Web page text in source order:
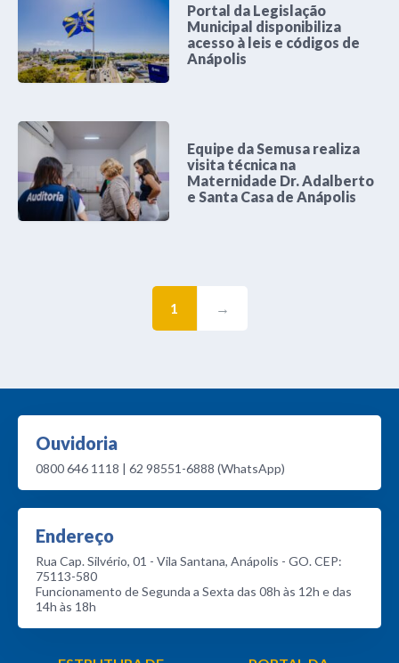
Portal da Legislação
Municipal disponibiliza
acesso à leis e códigos de
Anápolis
Equipe da Semusa realiza
visita técnica na
Maternidade Dr. Adalberto
e Santa Casa de Anápolis
1 →
Ouvidoria
0800 646 1118 | 62 98551-6888 (WhatsApp)
Endereço
Rua Cap. Silvério, 01 - Vila Santana, Anápolis - GO. CEP:
75113-580
Funcionamento de Segunda a Sexta das 08h às 12h e das
14h às 18h